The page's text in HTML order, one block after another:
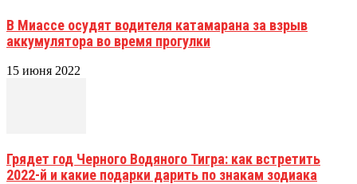
В Миассе осудят водителя катамарана за взрыв
аккумулятора во время прогулки
15 июня 2022
Грядет год Черного Водяного Тигра: как встретить
2022-й и какие подарки дарить по знакам зодиака